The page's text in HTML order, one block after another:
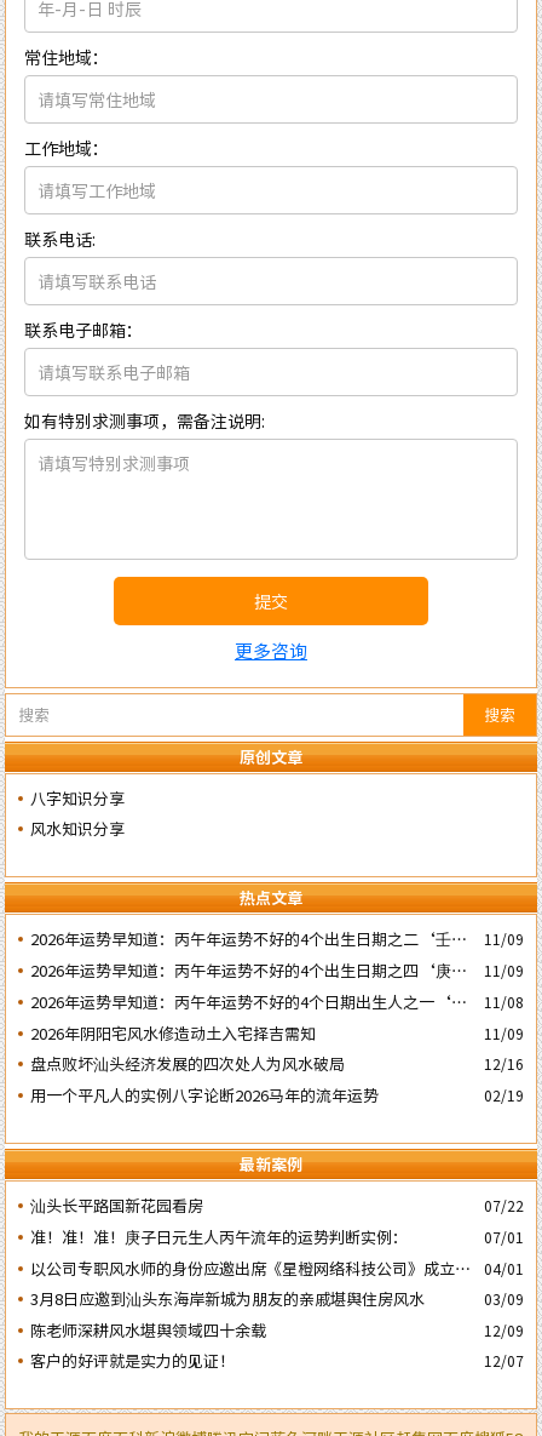
搜索
原创文章
八字知识分享
风水知识分享
热点文章
2026年运势早知道：丙午年运势不好的4个出生日期之二‘壬子’
日
11/09
2026年运势早知道：丙午年运势不好的4个出生日期之四‘庚子’
日
11/09
2026年运势早知道：丙午年运势不好的4个日期出生人之一‘戊
子’ 日
11/08
2026年阴阳宅风水修造动土入宅择吉需知 11/09
盘点败坏汕头经济发展的四次处人为风水破局 12/16
用一个平凡人的实例八字论断2026马年的流年运势 02/19
最新案例
汕头长平路国新花园看房
07/22
准！准！准！庚子日元生人丙午流年的运势判断实例： 07/01
以公司专职风水师的身份应邀出席《星橙网络科技公司》成立5
周年庆典
04/01
3月8日应邀到汕头东海岸新城为朋友的亲戚堪舆住房风水 03/09
陈老师深耕风水堪舆领域四十余载 12/09
客户的好评就是实力的见证！ 12/07
常住地域：
工作地域：
联系电话:
联系电子邮箱：
如有特别求测事项，需备注说明:
提交
更多咨询